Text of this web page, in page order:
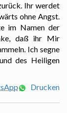
Ihr werdet
ohne Angst.
im Namen der
daß ihr Mir
Ich segne
des Heiligen
Drucken